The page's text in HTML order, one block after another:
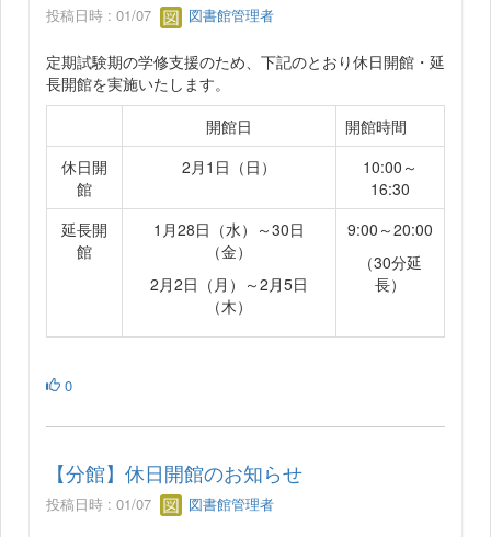
投稿日時 : 01/07 図書館管理者
定期試験期の学修支援のため、下記のとおり休日開館・延
長開館を実施いたします。
開館日
開館時間
休日開
館
2月1日（日）
10:00～
16:30
延長開
館
1月28日（水）～30日
（金）
2月2日（月）～2月5日
（木）
9:00～20:00
（30分延
長）
0
【分館】休日開館のお知らせ
投稿日時 : 01/07 図書館管理者